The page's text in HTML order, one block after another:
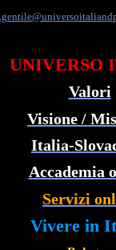
e@universoitalia
UNIVERSO
Valori
Visione /
Italia-
Accademia
Servizi
Vivere in